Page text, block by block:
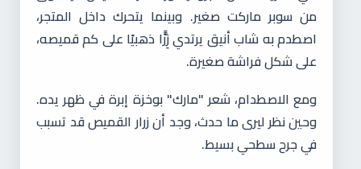
من سوبر ماركت صغير. وبينما يتحرك داخل المتجر،
اصطدم به شاب أنيق يرتدي زِرًّا ذهبيًا على كم قميصه،
على شكل فراشة صغيرة.
ومع الاصطدام، شعر "مارك" بوخزة إبرة في ظهر يده.
وحين نظر ليرى ما حدث، وجد أن زرار القميص قد تسبب
في جرح سطحي بسيط.